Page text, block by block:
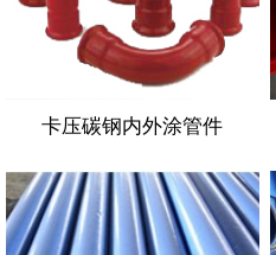
卡压碳钢内外涂管件